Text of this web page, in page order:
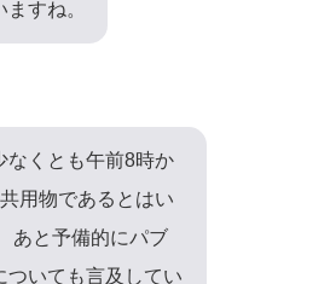
すね。
なくとも午前8時か
用物であるとはい
あと予備的にパブ
ついても言及してい